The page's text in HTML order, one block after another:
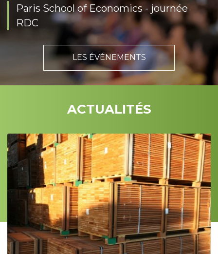
Paris School of Economics - journée
RDC
LES ÉVÉNEMENTS
ACTUALITÉS